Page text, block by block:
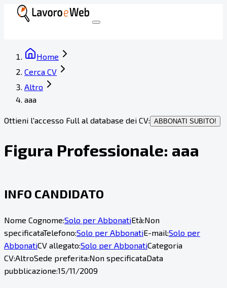
Home
Cerca CV
Altro
aaa
Ottieni l'accesso Full al database dei CV: ABBONATI SUBITO!
Figura Professionale: aaa
INFO CANDIDATO
Nome Cognome:Solo per AbbonatiEtà:Non
specificataTelefono:Solo per AbbonatiE-mail:Solo per
AbbonatiCV allegato:Solo per AbbonatiCategoria
CV:AltroSede preferita:Non specificataData
pubblicazione:15/11/2009